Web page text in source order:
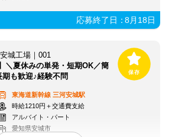
応募終了日：8月18日
城工場｜001
＼夏休みの単発・短期OK／簡
も歓迎♪経験不問
東海道新幹線 三河安城駅
時給1210円＋交通費支給
アルバイト・パート
愛知県安城市